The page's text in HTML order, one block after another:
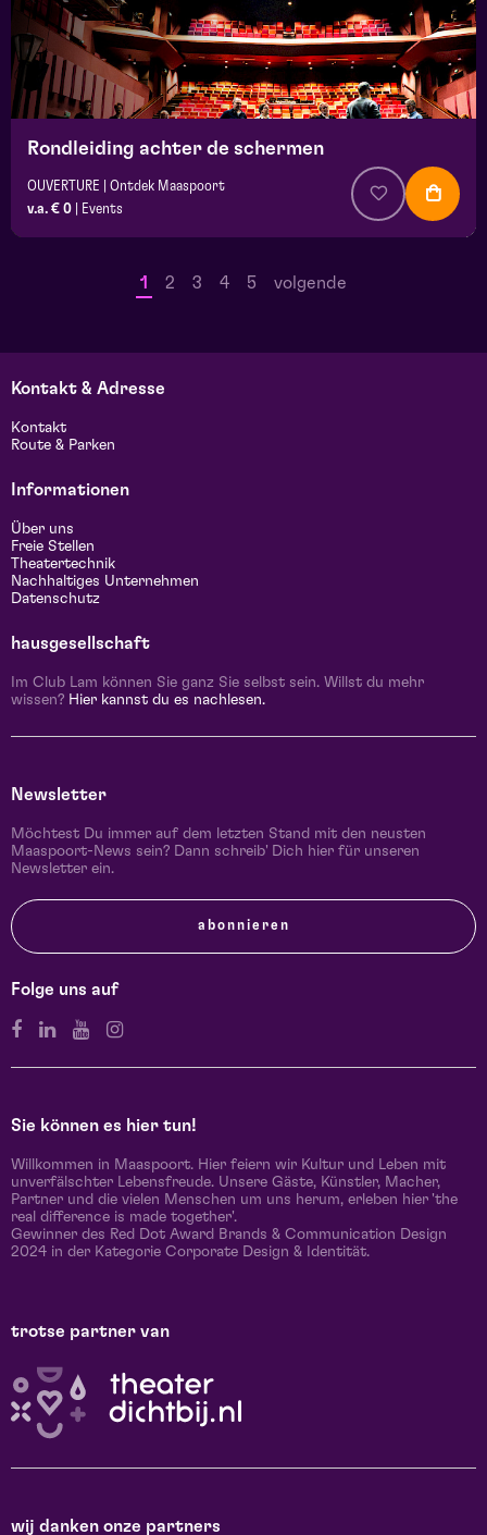
Rondleiding achter de schermen
OUVERTURE | Ontdek Maaspoort
v.a. € 0
Events
1 2 3 4 5 volgende
Kontakt & Adresse
Kontakt
Route & Parken
Informationen
Über uns
Freie Stellen
Theatertechnik
Nachhaltiges Unternehmen
Datenschutz
hausgesellschaft
Im Club Lam können Sie ganz Sie selbst sein. Willst du mehr
wissen? Hier kannst du es nachlesen.
Newsletter
Möchtest Du immer auf dem letzten Stand mit den neusten
Maaspoort-News sein? Dann schreib' Dich hier für unseren
Newsletter ein.
abonnieren
Folge uns auf
Sie können es hier tun!
Willkommen in Maaspoort. Hier feiern wir Kultur und Leben mit
unverfälschter Lebensfreude. Unsere Gäste, Künstler, Macher,
Partner und die vielen Menschen um uns herum, erleben hier 'the
real difference is made together'.
Gewinner des Red Dot Award Brands & Communication Design
2024 in der Kategorie Corporate Design & Identität.
trotse partner van
wij danken onze partners